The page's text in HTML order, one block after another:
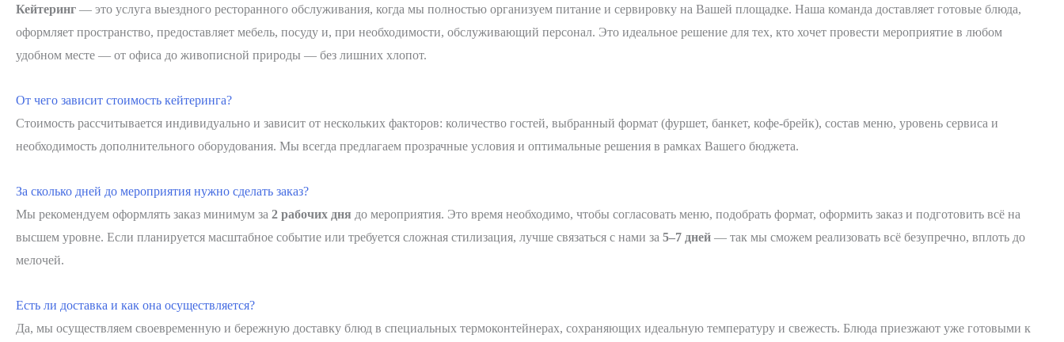
Кейтеринг — это услуга выездного ресторанного обслуживания, когда мы полностью организуем питание и сервировку на Вашей площадке. Наша команда доставляет готовые блюда,
оформляет пространство, предоставляет мебель, посуду и, при необходимости, обслуживающий персонал. Это идеальное решение для тех, кто хочет провести мероприятие в любом
удобном месте — от офиса до живописной природы — без лишних хлопот.
От чего зависит стоимость кейтеринга?
Стоимость рассчитывается индивидуально и зависит от нескольких факторов: количество гостей, выбранный формат (фуршет, банкет, кофе-брейк), состав меню, уровень сервиса и
необходимость дополнительного оборудования. Мы всегда предлагаем прозрачные условия и оптимальные решения в рамках Вашего бюджета.
За сколько дней до мероприятия нужно сделать заказ?
Мы рекомендуем оформлять заказ минимум за 2 рабочих дня до мероприятия. Это время необходимо, чтобы согласовать меню, подобрать формат, оформить заказ и подготовить всё на
высшем уровне. Если планируется масштабное событие или требуется сложная стилизация, лучше связаться с нами за 5–7 дней — так мы сможем реализовать всё безупречно, вплоть до
мелочей.
Есть ли доставка и как она осуществляется?
Да, мы осуществляем своевременную и бережную доставку блюд в специальных термоконтейнерах, сохраняющих идеальную температуру и свежесть. Блюда приезжают уже готовыми к